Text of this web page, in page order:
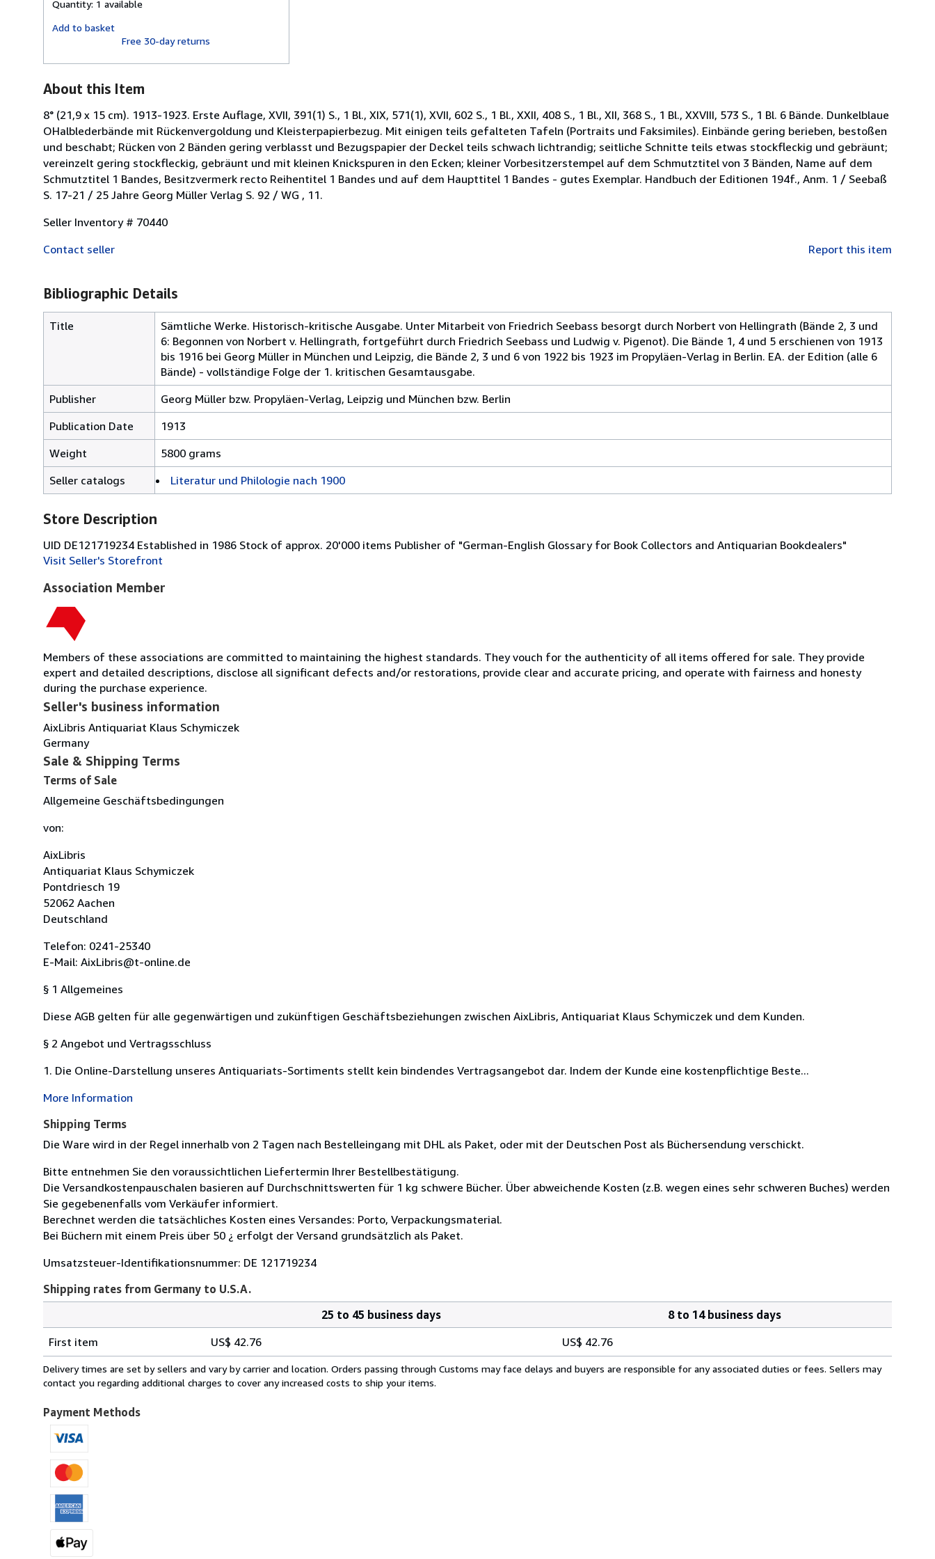
Quantity: 1 available
Add to basket
Free 30-day returns
About this Item
8° (21,9 x 15 cm). 1913-1923. Erste Auflage, XVII, 391(1) S., 1 Bl., XIX, 571(1), XVII, 602 S., 1 Bl., XXII, 408 S., 1 Bl., XII, 368 S., 1 Bl., XXVIII, 573 S., 1 Bl. 6 Bände. Dunkelblaue
OHalblederbände mit Rückenvergoldung und Kleisterpapierbezug. Mit einigen teils gefalteten Tafeln (Portraits und Faksimiles). Einbände gering berieben, bestoßen
und beschabt; Rücken von 2 Bänden gering verblasst und Bezugspapier der Deckel teils schwach lichtrandig; seitliche Schnitte teils etwas stockfleckig und gebräunt;
vereinzelt gering stockfleckig, gebräunt und mit kleinen Knickspuren in den Ecken; kleiner Vorbesitzerstempel auf dem Schmutztitel von 3 Bänden, Name auf dem
Schmutztitel 1 Bandes, Besitzvermerk recto Reihentitel 1 Bandes und auf dem Haupttitel 1 Bandes - gutes Exemplar. Handbuch der Editionen 194f., Anm. 1 / Seebaß
S. 17-21 / 25 Jahre Georg Müller Verlag S. 92 / WG , 11.
Seller Inventory # 70440
Contact seller
Report this item
Bibliographic Details
Title
Sämtliche Werke. Historisch-kritische Ausgabe. Unter Mitarbeit von Friedrich Seebass besorgt durch Norbert von Hellingrath (Bände 2, 3 und
6: Begonnen von Norbert v. Hellingrath, fortgeführt durch Friedrich Seebass und Ludwig v. Pigenot). Die Bände 1, 4 und 5 erschienen von 1913
bis 1916 bei Georg Müller in München und Leipzig, die Bände 2, 3 und 6 von 1922 bis 1923 im Propyläen-Verlag in Berlin. EA. der Edition (alle 6
Bände) - vollständige Folge der 1. kritischen Gesamtausgabe.
Publisher
Georg Müller bzw. Propyläen-Verlag, Leipzig und München bzw. Berlin
Publication Date
1913
Weight
5800 grams
Seller catalogs
Literatur und Philologie nach 1900
Store Description
UID DE121719234 Established in 1986 Stock of approx. 20'000 items Publisher of "German-English Glossary for Book Collectors and Antiquarian Bookdealers"
Visit Seller's Storefront
Association Member
Members of these associations are committed to maintaining the highest standards. They vouch for the authenticity of all items offered for sale. They provide
expert and detailed descriptions, disclose all significant defects and/or restorations, provide clear and accurate pricing, and operate with fairness and honesty
during the purchase experience.
Seller's business information
AixLibris Antiquariat Klaus Schymiczek
Germany
Sale & Shipping Terms
Terms of Sale
Allgemeine Geschäftsbedingungen
von:
AixLibris
Antiquariat Klaus Schymiczek
Pontdriesch 19
52062 Aachen
Deutschland
Telefon: 0241-25340
E-Mail: AixLibris@t-online.de
§ 1 Allgemeines
Diese AGB gelten für alle gegenwärtigen und zukünftigen Geschäftsbeziehungen zwischen AixLibris, Antiquariat Klaus Schymiczek und dem Kunden.
§ 2 Angebot und Vertragsschluss
1. Die Online-Darstellung unseres Antiquariats-Sortiments stellt kein bindendes Vertragsangebot dar. Indem der Kunde eine kostenpflichtige Beste...
More Information
Shipping Terms
Die Ware wird in der Regel innerhalb von 2 Tagen nach Bestelleingang mit DHL als Paket, oder mit der Deutschen Post als Büchersendung verschickt.
Bitte entnehmen Sie den voraussichtlichen Liefertermin Ihrer Bestellbestätigung.
Die Versandkostenpauschalen basieren auf Durchschnittswerten für 1 kg schwere Bücher. Über abweichende Kosten (z.B. wegen eines sehr schweren Buches) werden
Sie gegebenenfalls vom Verkäufer informiert.
Berechnet werden die tatsächliches Kosten eines Versandes: Porto, Verpackungsmaterial.
Bei Büchern mit einem Preis über 50 ¿ erfolgt der Versand grundsätzlich als Paket.
Umsatzsteuer-Identifikationsnummer: DE 121719234
Shipping rates from Germany to U.S.A.
rates
from
Germany
U.S.A.
25 to 45 business days
8 to 14 business days
First item
US$ 42.76 US$ 42.76
Delivery times are set by sellers and vary by carrier and location. Orders passing through Customs may face delays and buyers are responsible for any associated duties or fees. Sellers may
contact you regarding additional charges to cover any increased costs to ship your items.
Payment Methods